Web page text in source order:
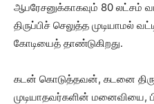
ஆபரேசனுக்காகவும் 80 லட்சம்
திருப்பிச் செலுத்த முடியாமல்
கோடியைத் தாண்டுகிறது.
கடன் கொடுத்தவன், கடனை
முடியாதவர்களின்